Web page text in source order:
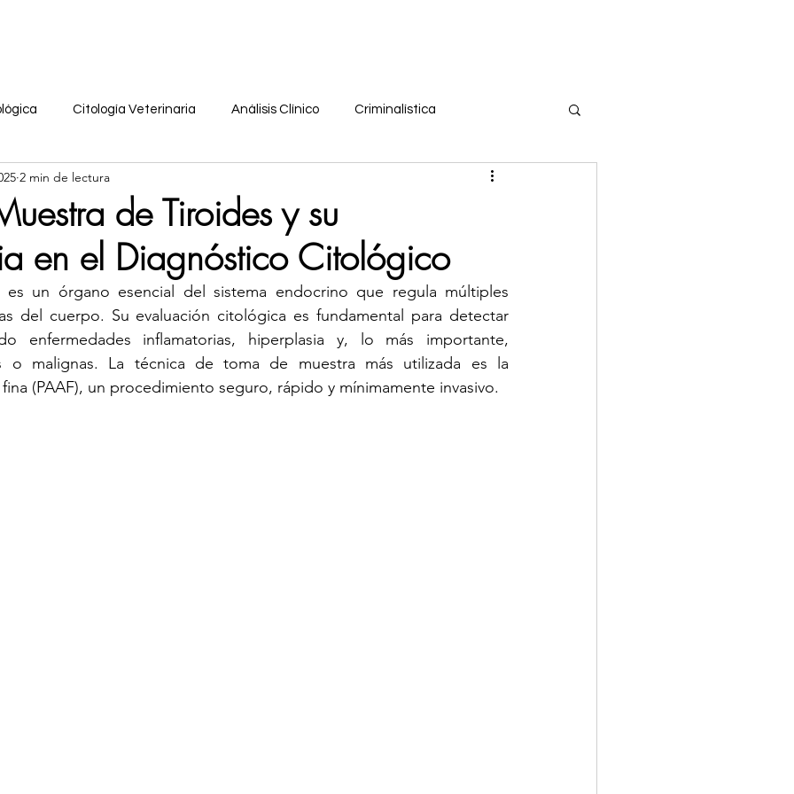
Citología Veterinaria Análisis Clínico Criminalística
aula virtual COVID-19
Dermocosmética podcast citorushtc educacion
citologia ocular citologia glandula salival citologia de tiroides
citologia urinaria tecnicas histologicas Tinciones especiales Eventos
de Tiroides y su
en el Diagnóstico Citológico
2 min de lectura
es un órgano esencial del sistema endocrino que regula múltiples
del cuerpo. Su evaluación citológica es fundamental para detectar
enfermedades inflamatorias, hiperplasia y, lo más importante,
o malignas. La técnica de toma de muestra más utilizada es la
(PAAF), un procedimiento seguro, rápido y mínimamente invasivo.